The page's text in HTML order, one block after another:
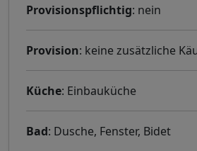
Provisionspflichtig: nein
Provision: keine zusätzliche
Küche: Einbauküche
Bad: Dusche, Fenster, Bidet